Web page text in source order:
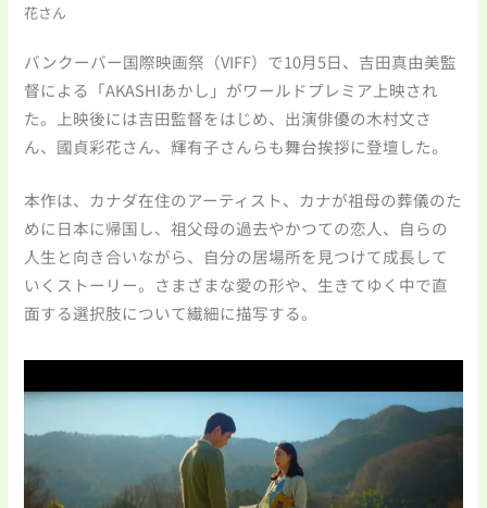
花さん
バンクーバー国際映画祭（VIFF）で10月5日、吉田真由美監
督による「AKASHIあかし」がワールドプレミア上映され
た。上映後には吉田監督をはじめ、出演俳優の木村文さ
ん、國貞彩花さん、輝有子さんらも舞台挨拶に登壇した。
本作は、カナダ在住のアーティスト、カナが祖母の葬儀のた
めに日本に帰国し、祖父母の過去やかつての恋人、自らの
人生と向き合いながら、自分の居場所を見つけて成長して
いくストーリー。さまざまな愛の形や、生きてゆく中で直
面する選択肢について繊細に描写する。